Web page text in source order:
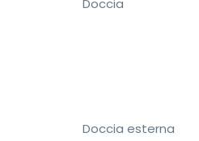
Doccia
Doccia esterna